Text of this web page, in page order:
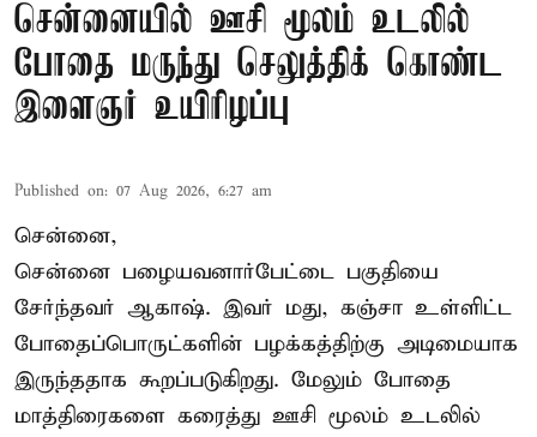
சென்னையில் ஊசி மூலம் உடலில்
போதை மருந்து செலுத்திக் கொண்ட
இளைஞர் உயிரிழப்பு
Published on: 07 Aug 2026, 6:27 am
சென்னை,
சென்னை பழையவனார்பேட்டை பகுதியை
சேர்ந்தவர் ஆகாஷ். இவர் மது, கஞ்சா உள்ளிட்ட
போதைப்பொருட்களின் பழக்கத்திற்கு அடிமையாக
இருந்ததாக கூறப்படுகிறது. மேலும் போதை
மாத்திரைகளை கரைத்து ஊசி மூலம் உடலில்